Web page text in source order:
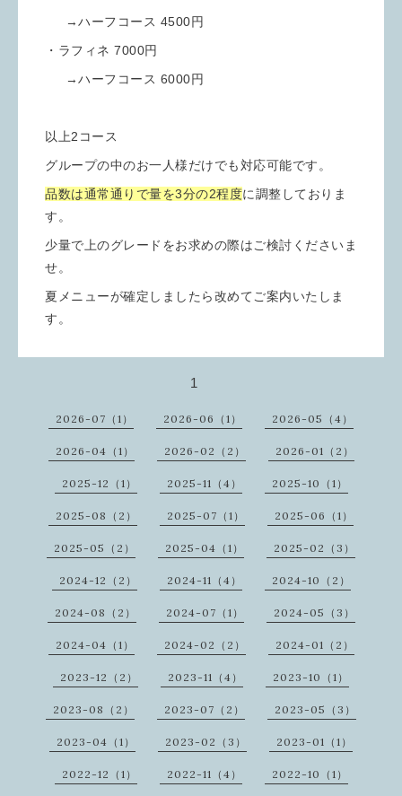
→ハーフコース 4500円
・ラフィネ 7000円
→ハーフコース 6000円
以上2コース
グループの中のお一人様だけでも対応可能です。
品数は通常通りで量を3分の2程度に調整しておりま
す。
少量で上のグレードをお求めの際はご検討くださいま
せ。
夏メニューが確定しましたら改めてご案内いたしま
す。
1
2026-07（1） 2026-06（1） 2026-05（4）
2026-04（1） 2026-02（2） 2026-01（2）
2025-12（1） 2025-11（4） 2025-10（1）
2025-08（2） 2025-07（1） 2025-06（1）
2025-05（2） 2025-04（1） 2025-02（3）
2024-12（2） 2024-11（4） 2024-10（2）
2024-08（2） 2024-07（1） 2024-05（3）
2024-04（1） 2024-02（2） 2024-01（2）
2023-12（2） 2023-11（4） 2023-10（1）
2023-08（2） 2023-07（2） 2023-05（3）
2023-04（1） 2023-02（3） 2023-01（1）
2022-12（1） 2022-11（4） 2022-10（1）